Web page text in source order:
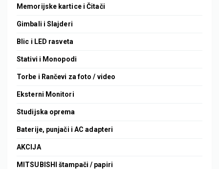
Memorijske kartice i Čitači
Gimbali i Slajderi
Blic i LED rasveta
Stativi i Monopodi
Torbe i Rančevi za foto / video
Eksterni Monitori
Studijska oprema
Baterije, punjači i AC adapteri
AKCIJA
MITSUBISHI štampači / papiri